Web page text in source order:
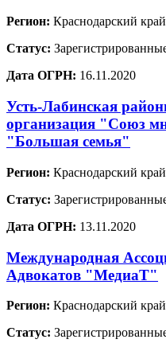
Регион: Краснодарский край
Статус:
Дата ОГРН: 16.11.2020
Усть-Лабинская
организация "Союз
"Большая семья"
Регион: Краснодарский край
Статус:
Дата ОГРН: 13.11.2020
Международная
Адвокатов "МедиаТ"
Регион: Краснодарский край
Статус: